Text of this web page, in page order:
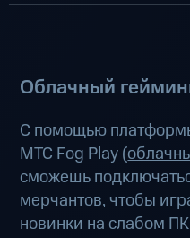
Облачный
С помощью
МТС Fog Play (
сможешь
мерчантов, чтобы
новинки на слабом